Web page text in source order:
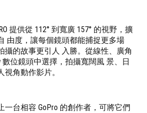
提供從 112° 到寬廣 157° 的視野，擴
由度，讓每個鏡頭都能捕捉更多場
攝的故事更引人 入勝。從線性、廣角
數位鏡頭中選擇，拍攝寬闊風 景、日
視角動作影片。
一台相容 GoPro 的創作者，可將它們